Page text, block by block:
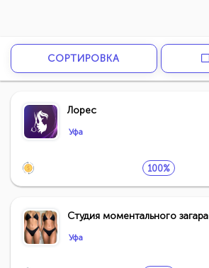
СОРТИРОВКА
Лорес
Уфа
100%
Студия моментального загара
Уфа